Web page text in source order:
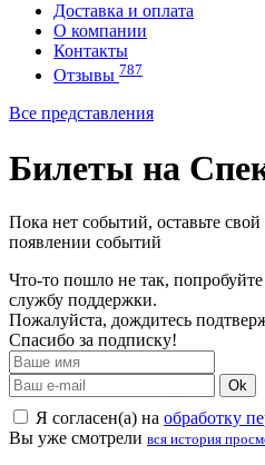
Доставка и оплата
О компании
Контакты
Отзывы 787
Все представления
Билеты на
Пока нет событий, оставьте
появлении событий
Что-то пошло не так,
службу поддержки.
Пожалуйста, дождитесь
Спасибо за подписку!
Ok
Я согласен(а) на обработку
Вы уже смотрели вся история